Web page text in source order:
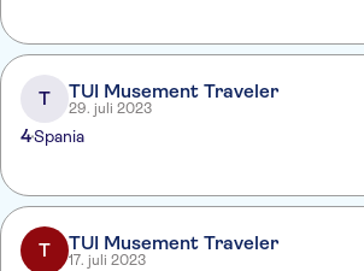
T TUI Musement Traveler
29. juli 2023
4Spania
T TUI Musement Traveler
17. juli 2023